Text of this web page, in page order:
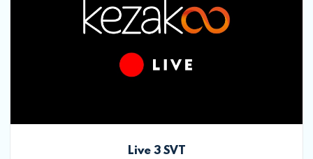
Live 3 SVT